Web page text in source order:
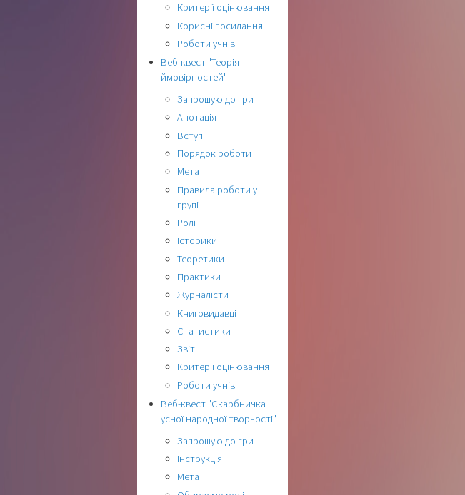
Критерії оцінювання
Корисні посилання
Роботи учнів
Веб-квест "Теорія
ймовірностей"
Запрошую до гри
Анотація
Вступ
Порядок роботи
Мета
Правила роботи у
групі
Ролі
Історики
Теоретики
Практики
Журналісти
Книговидавці
Статистики
Звіт
Критерії оцінювання
Роботи учнів
Веб-квест "Скарбничка
усної народної творчості"
Запрошую до гри
Інструкція
Мета